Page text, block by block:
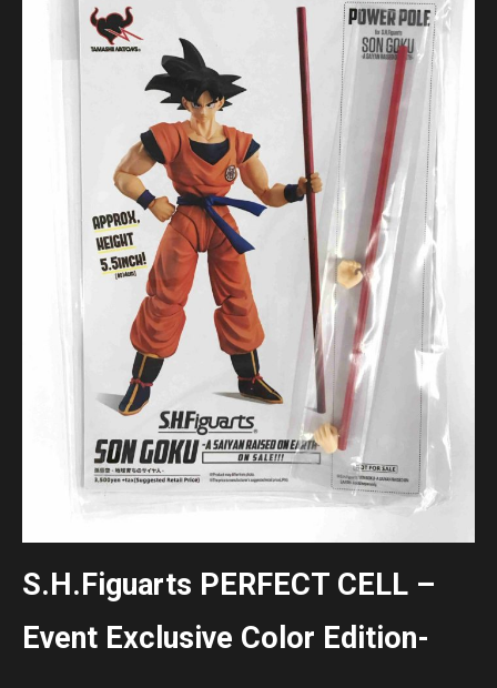
S.H.Figuarts PERFECT CELL –
Event Exclusive Color Edition-